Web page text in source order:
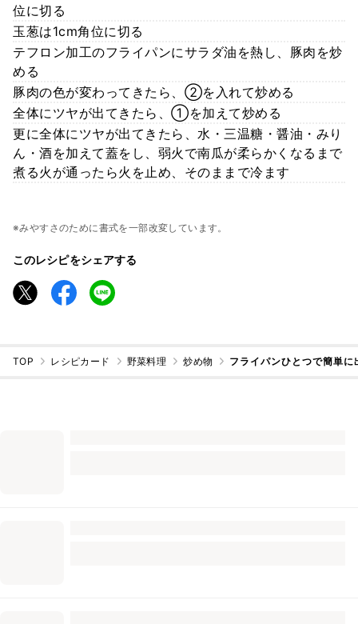
位に切る
玉葱は1cm角位に切る
テフロン加工のフライパンにサラダ油を熱し、豚肉を炒
める
豚肉の色が変わってきたら、②を入れて炒める
全体にツヤが出てきたら、①を加えて炒める
更に全体にツヤが出てきたら、水・三温糖・醤油・みり
ん・酒を加えて蓋をし、弱火で南瓜が柔らかくなるまで
煮る火が通ったら火を止め、そのままで冷ます
※みやすさのために書式を一部改変しています。
このレシピをシェアする
TOP レシピカード 野菜料理 炒め物 フライパンひとつで簡単